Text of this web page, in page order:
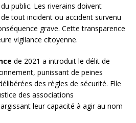
public. Les riverains doivent
tout incident ou accident survenu
grave. Cette transparence
vigilance citoyenne.
de 2021 a introduit le délit de
punissant de peines
des règles de sécurité. Elle
des associations
leur capacité à agir au nom